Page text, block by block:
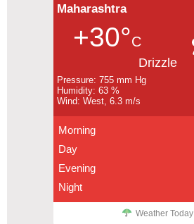
Maharashtra
+30°C
Drizzle
Pressure: 755 mm Hg
Humidity: 63 %
Wind: West, 6.3 m/s
Morning
Day
Evening
Night
Weather Today